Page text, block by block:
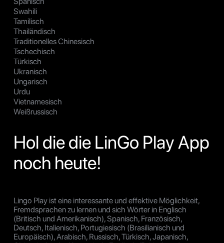
Swahili
Tamilisch
Thailändisch
Traditionelles Chinesisch
Tschechisch
Türkisch
Ukranisch
Ungarisch
Urdu
Vietnamesisch
Weißrussisch
Hol die die LinGo Play App
noch heute!
Lingo Play ist eine interessante und effektive Möglichkeit,
Fremdsprachen zu lernen und sich Wörter in Englisch
(Britisch und Amerikanisch), Spanisch, Französisch,
Deutsch, Italienisch, Portugiesisch (Brasilianisch und
Europäisch), Arabisch, Russisch, Türkisch, Japanisch,